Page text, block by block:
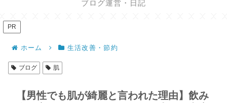
ブログ運営・日記
PR
ホーム 生活改善・節約
ブログ 肌
【男性でも肌が綺麗と言われた理由】飲み